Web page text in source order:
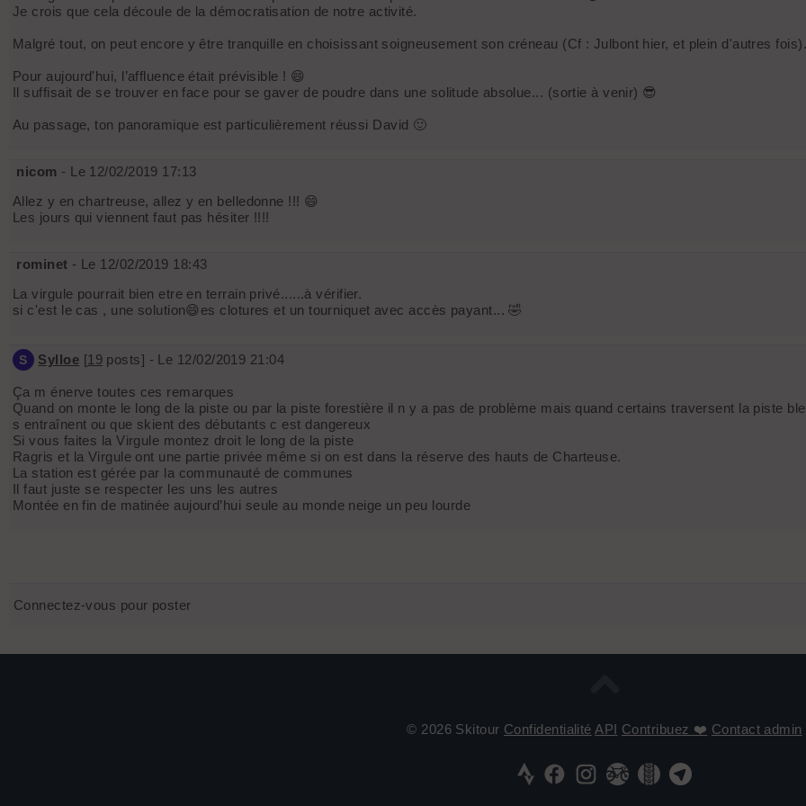
Je crois que cela découle de la démocratisation de notre activité.
Malgré tout, on peut encore y être tranquille en choisissant soigneusement son créneau (Cf : Julbont hier, et plein d'autres fois).
Pour aujourd'hui, l’affluence était prévisible ! 😄
Il suffisait de se trouver en face pour se gaver de poudre dans une solitude absolue... (sortie à venir) 😎
Au passage, ton panoramique est particulièrement réussi David 🙂
nicom - Le 12/02/2019 17:13
Allez y en chartreuse, allez y en belledonne !!! 😄
Les jours qui viennent faut pas hésiter !!!!
rominet - Le 12/02/2019 18:43
La virgule pourrait bien etre en terrain privé......à vérifier.
si c'est le cas , une solution😄es clotures et un tourniquet avec accès payant... 🤣
S Sylloe [19posts] - Le 12/02/2019 21:04
Ça m énerve toutes ces remarques
Quand on monte le long de la piste ou par la piste forestière il n y a pas de problème mais quand certains traversent la piste
s entraînent ou que skient des débutants c est dangereux
Si vous faites la Virgule montez droit le long de la piste
Ragris et la Virgule ont une partie privée même si on est dans la réserve des hauts de Charteuse.
La station est gérée par la communauté de communes
Il faut juste se respecter les uns les autres
Montée en fin de matinée aujourd’hui seule au monde neige un peu lourde
Connectez-vous pour poster
© 2026 Skitour Confidentialité API Contribuez ❤️ Contact admin